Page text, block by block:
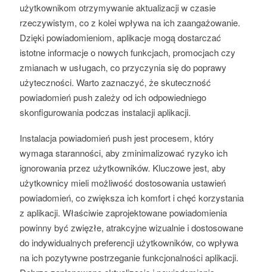
użytkownikom otrzymywanie aktualizacji w czasie
rzeczywistym, co z kolei wpływa na ich zaangażowanie.
Dzięki powiadomieniom, aplikacje mogą dostarczać
istotne informacje o nowych funkcjach, promocjach czy
zmianach w usługach, co przyczynia się do poprawy
użyteczności. Warto zaznaczyć, że skuteczność
powiadomień push zależy od ich odpowiedniego
skonfigurowania podczas instalacji aplikacji.
Instalacja powiadomień push jest procesem, który
wymaga staranności, aby zminimalizować ryzyko ich
ignorowania przez użytkowników. Kluczowe jest, aby
użytkownicy mieli możliwość dostosowania ustawień
powiadomień, co zwiększa ich komfort i chęć korzystania
z aplikacji. Właściwie zaprojektowane powiadomienia
powinny być zwięzłe, atrakcyjne wizualnie i dostosowane
do indywidualnych preferencji użytkowników, co wpływa
na ich pozytywne postrzeganie funkcjonalności aplikacji.